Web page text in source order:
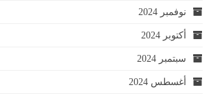
نوفمبر 2024
أكتوبر 2024
سبتمبر 2024
أغسطس 2024